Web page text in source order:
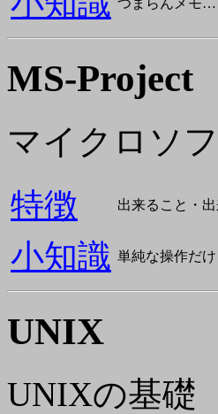
つまらんメモ…
MS-Project
マイクロソ
特徴 出来ること・
小知識 単純な操作だ
UNIX
UNIXの基礎